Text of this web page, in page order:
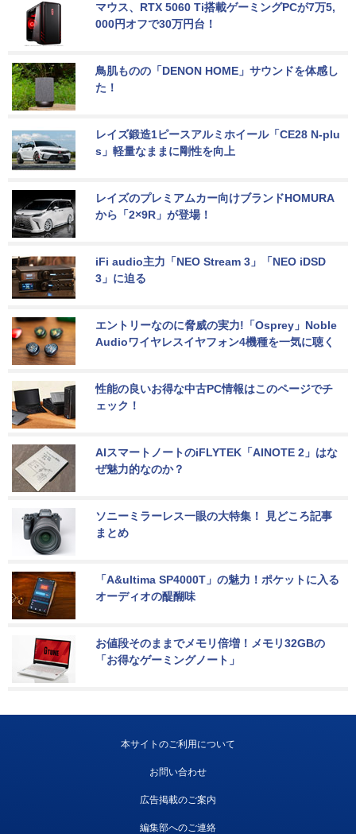
マウス、RTX 5060 Ti搭載ゲーミングPCが7万5,
000円オフで30万円台！
鳥肌ものの「DENON HOME」サウンドを体感し
た！
レイズ鍛造1ピースアルミホイール「CE28 N-plu
s」軽量なままに剛性を向上
レイズのプレミアムカー向けブランドHOMURA
から「2×9R」が登場！
iFi audio主力「NEO Stream 3」「NEO iDSD
3」に迫る
エントリーなのに脅威の実力!「Osprey」Noble
Audioワイヤレスイヤフォン4機種を一気に聴く
性能の良いお得な中古PC情報はこのページでチ
ェック！
AIスマートノートのiFLYTEK「AINOTE 2」はな
ぜ魅力的なのか？
ソニーミラーレス一眼の大特集！ 見どころ記事
まとめ
「A&ultima SP4000T」の魅力！ポケットに入る
オーディオの醍醐味
お値段そのままでメモリ倍増！メモリ32GBの
「お得なゲーミングノート」
本サイトのご利用について
お問い合わせ
広告掲載のご案内
編集部へのご連絡